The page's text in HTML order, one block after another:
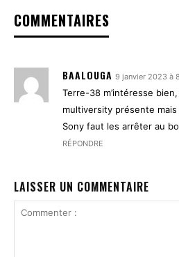
COMMENTAIRES
BAALOUGA 9 janvier 2023 à
Terre-38 m’intéresse bien,
multiversity présente
Sony faut les arrêter au
RÉPONDRE
LAISSER UN COMMENTAIRE